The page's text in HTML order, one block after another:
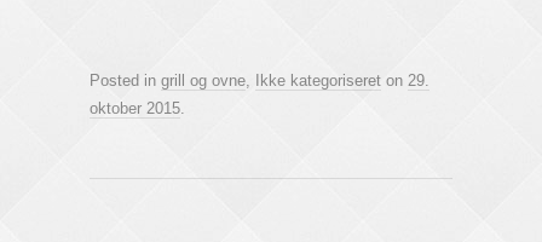
Posted in grill og ovne, Ikke kategoriseret on 29.
oktober 2015.